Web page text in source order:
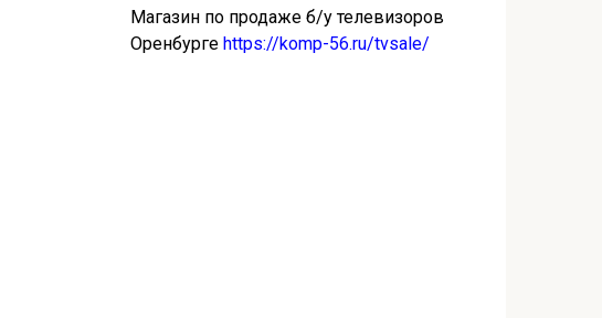
Магазин по продаже б/у телевизоров
Оренбурге https://komp-56.ru/tvsale/